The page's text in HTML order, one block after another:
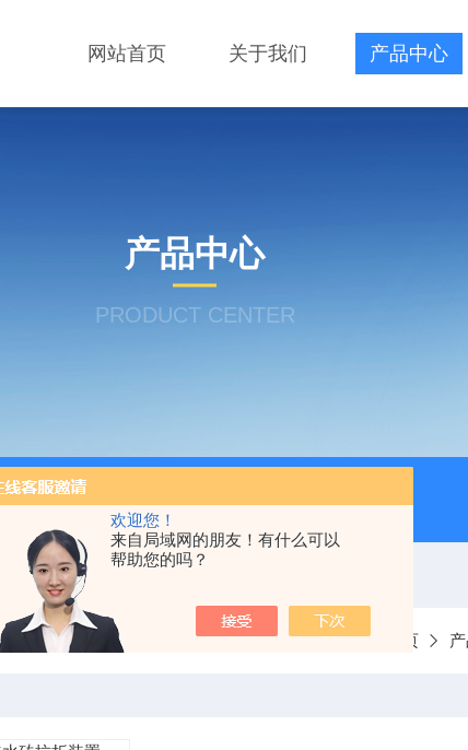
欢迎您！
来自局域网的朋友！有什么可以
帮助您的吗？
网站首页 关于我们 产品中心
产品中心
PRODUCT CENTER
化器（保温带盖消化器） *GB/T 50080-2016标准普通
当前位置： 首页